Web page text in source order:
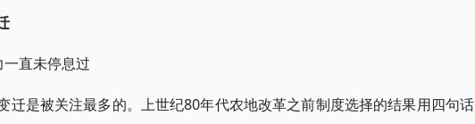
直未停息过
迁是被关注最多的。上世纪80年代农地改革之前制度选择的结果用四句话